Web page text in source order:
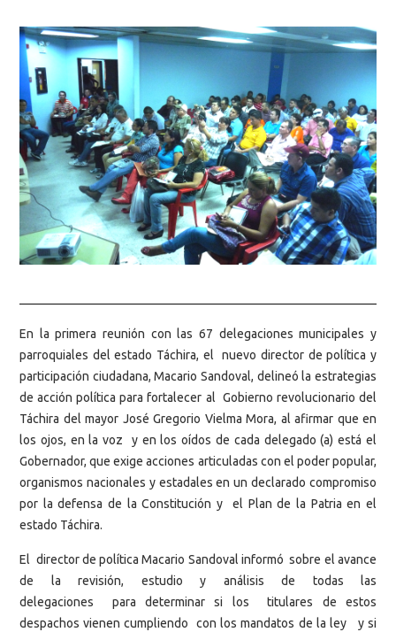
En la primera reunión con las 67 delegaciones municipales y
parroquiales del estado Táchira, el nuevo director de política y
participación ciudadana, Macario Sandoval, delineó la estrategias
de acción política para fortalecer al Gobierno revolucionario del
Táchira del mayor José Gregorio Vielma Mora, al afirmar que en
los ojos, en la voz y en los oídos de cada delegado (a) está el
Gobernador, que exige acciones articuladas con el poder popular,
organismos nacionales y estadales en un declarado compromiso
por la defensa de la Constitución y el Plan de la Patria en el
estado Táchira.
El director de política Macario Sandoval informó sobre el avance
de la revisión, estudio y análisis de todas las
delegaciones para determinar si los titulares de estos
despachos vienen cumpliendo con los mandatos de la ley y si